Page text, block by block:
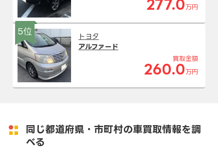
277.0 万円
5位
トヨタ
アルファード
買取金額
260.0 万円
同じ都道府県・市町村の車買取情報を調
べる